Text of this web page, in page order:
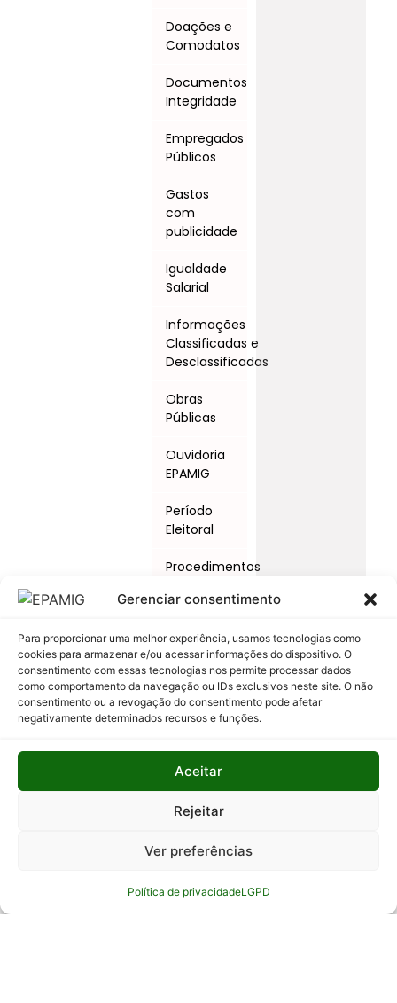
Gerenciar consentimento
Para proporcionar uma melhor experiência, usamos tecnologias como
cookies para armazenar e/ou acessar informações do dispositivo. O
consentimento com essas tecnologias nos permite processar dados
como comportamento da navegação ou IDs exclusivos neste site. O não
consentimento ou a revogação do consentimento pode afetar
negativamente determinados recursos e funções.
Aceitar
Rejeitar
Ver preferências
Política de privacidadeLGPD
Doações e
Comodatos
Documentos
Integridade
Empregados
Públicos
Gastos
com
publicidade
Igualdade
Salarial
Informações
Classificadas e
Desclassificadas
Obras
Públicas
Ouvidoria
EPAMIG
Período
Eleitoral
Procedimentos
e Ações
Relatório
Anual de
Atividades
Auditoria
Interna
Relatório
Informação
ao Cidadão